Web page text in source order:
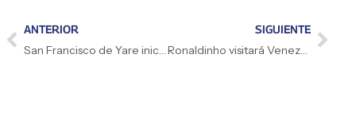
ANTERIOR
San Francisco de Yare inicia la festividad del Corpus Christi 2026 en honor a los Diablos Danzantes
SIGUIENTE
Ronaldinho visitará Venezuela para participar en la Liga Monumental